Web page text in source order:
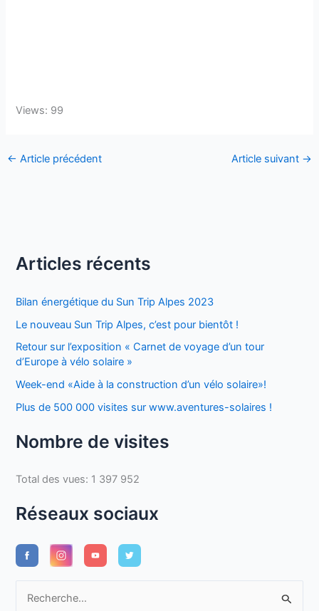
Views: 99
← Article précédent Article suivant →
Articles récents
Bilan énergétique du Sun Trip Alpes 2023
Le nouveau Sun Trip Alpes, c’est pour bientôt !
Retour sur l’exposition « Carnet de voyage d’un tour
d’Europe à vélo solaire »
Week-end «Aide à la construction d’un vélo solaire»!
Plus de 500 000 visites sur www.aventures-solaires !
Nombre de visites
Total des vues: 1 397 952
Réseaux sociaux